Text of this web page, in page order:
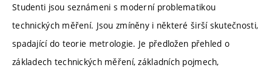
Studenti jsou seznámeni s moderní problematikou
technických měření. Jsou zmíněny i některé širší skutečnosti,
spadající do teorie metrologie. Je předložen přehled o
základech technických měření, základních pojmech,